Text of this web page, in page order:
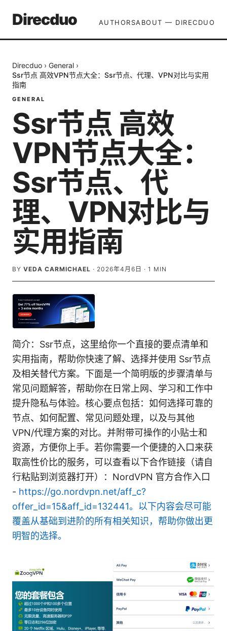
Direcduo AUTHORSABOUT — DIRECDUO
Direcduo › General ›
Ssr节点 高效VPN节点大全：Ssr节点、代理、VPN对比与实用
指南
GENERAL
Ssr节点 高效
VPN节点大全：
Ssr节点、代
理、VPN对比与
实用指南
BY VEDA CARMICHAEL · 2026年4月6日 · 1 MIN
简介：Ssr节点，这里给你一个直接的要点清单和
实用指南，帮助你快速了解、选择并使用 Ssr节点
及相关替代方案。下面是一个简明版的步骤清单与
常见问题解答，帮助你在日常上网、学习和工作中
提升隐私与体验。核心要点包括：如何选择可靠的
节点、如何配置、常见问题处理，以及与其他
VPN/代理方案的对比。并附带可操作的小贴士和
资源，方便你上手。若你需要一个便捷的入口来获
取高性价比的服务，可以查看以下合作链接（请自
行粘贴到浏览器打开）：NordVPN 官方合作入口
- https://go.nordvpn.net/aff_c?
offer_id=15&aff_id=132441。以下内容会尽可能
覆盖从基础到进阶的所有相关知识，帮助你做出更
明智的选择。